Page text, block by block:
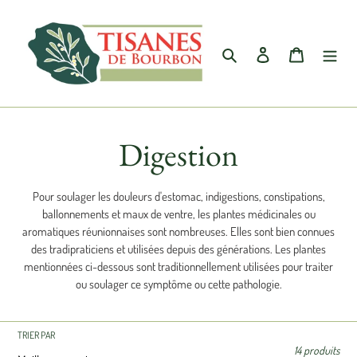
contenu
RechercherSe connecter
Panier
C
o
l
l
Digestion
Pour soulager les douleurs d'estomac, indigestions, constipations,
ballonnements et maux de ventre, les plantes médicinales ou
aromatiques réunionnaises sont nombreuses. Elles sont bien connues
des tradipraticiens et utilisées depuis des générations. Les plantes
mentionnées ci-dessous sont traditionnellement utilisées pour traiter
ou soulager ce symptôme ou cette pathologie.
TRIER PAR
14 produits